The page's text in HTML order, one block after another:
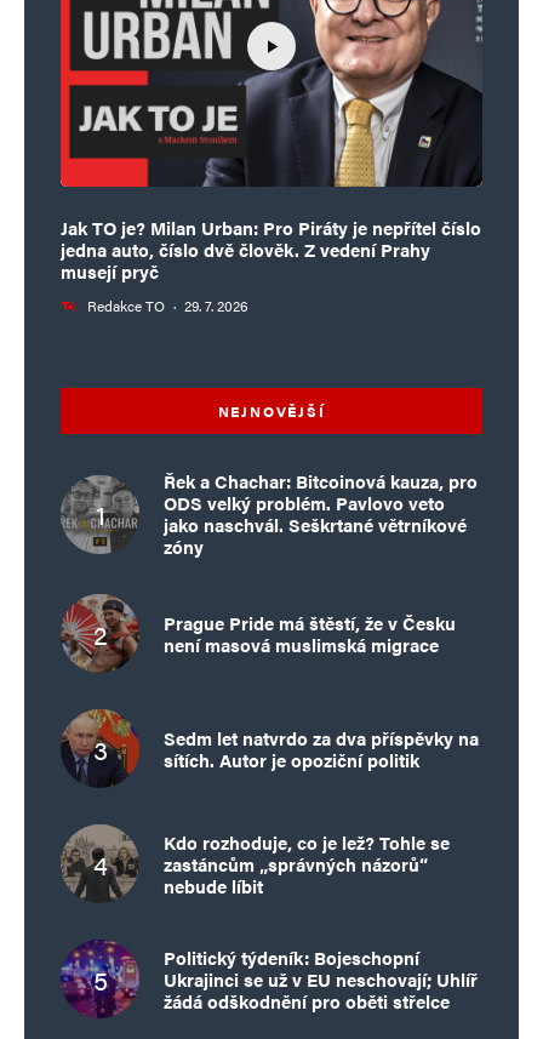
Jak TO je? Milan Urban: Pro Piráty je nepřítel číslo
jedna auto, číslo dvě člověk. Z vedení Prahy
musejí pryč
Redakce TO · 29. 7. 2026
NEJNOVĚJŠÍ
Řek a Chachar: Bitcoinová kauza, pro
ODS velký problém. Pavlovo veto
jako naschvál. Seškrtané větrníkové
zóny
Prague Pride má štěstí, že v Česku
není masová muslimská migrace
Sedm let natvrdo za dva příspěvky na
sítích. Autor je opoziční politik
Kdo rozhoduje, co je lež? Tohle se
zastáncům „správných názorů“
nebude líbit
Politický týdeník: Bojeschopní
Ukrajinci se už v EU neschovají; Uhlíř
žádá odškodnění pro oběti střelce